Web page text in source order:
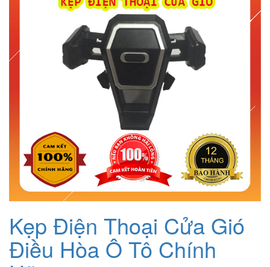
Kẹp Điện Thoại Cửa Gió
Điều Hòa Ô Tô Chính